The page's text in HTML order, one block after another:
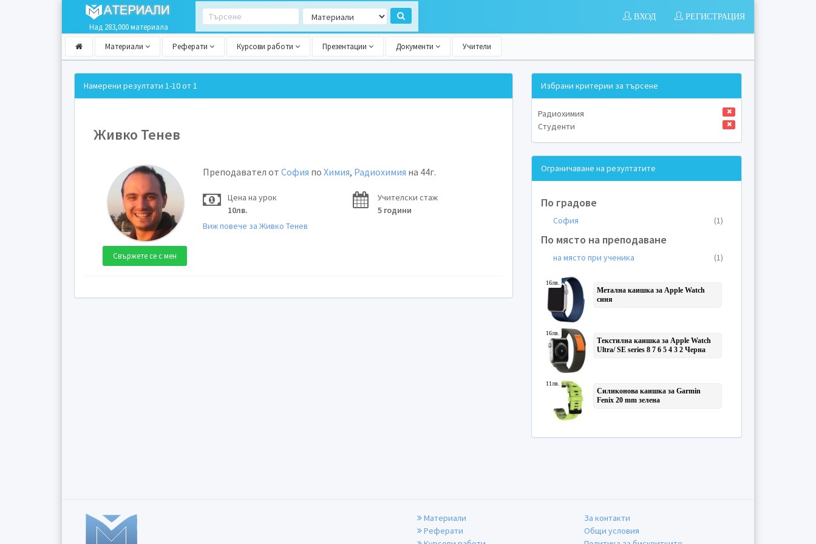
Над 283,000 материала
РЕГИСТРАЦИЯ
ВХОД
Материали Реферати Курсови работи Презентации Документи Учители
Намерени резултати 1-10 от 1
Живко Тенев
Свържете се с мен
Преподавател от София по Химия, Радиохимия на 44г.
Цена на урок
10лв.
Учителски стаж
5 години
Виж повече за Живко Тенев
Избрани критерии за търсене
Радиохимия
Студенти
Ограничаване на резултатите
По градове
София (1)
По място на преподаване
на място при ученика (1)
Материали
Реферати
За контакти
Общи условия